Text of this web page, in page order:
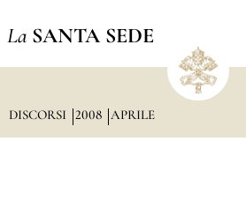
La SANTA SEDE
DISCORSI 2008 APRILE